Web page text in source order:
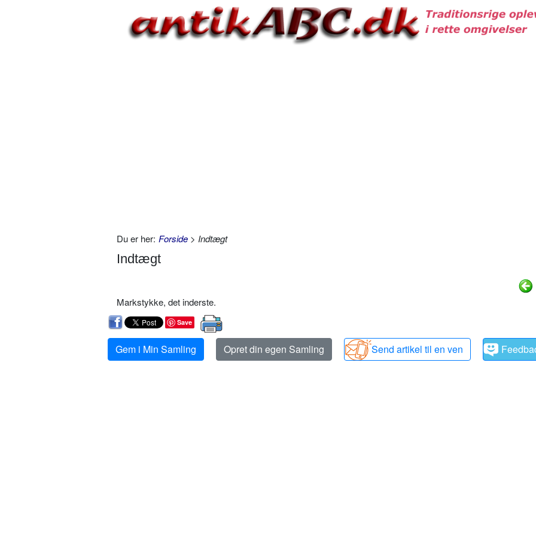
Du er her: Forside > Indtægt
Indtægt
Markstykke, det inderste.
Save
Gem i Min Samling Opret din egen Samling Send artikel til en ven